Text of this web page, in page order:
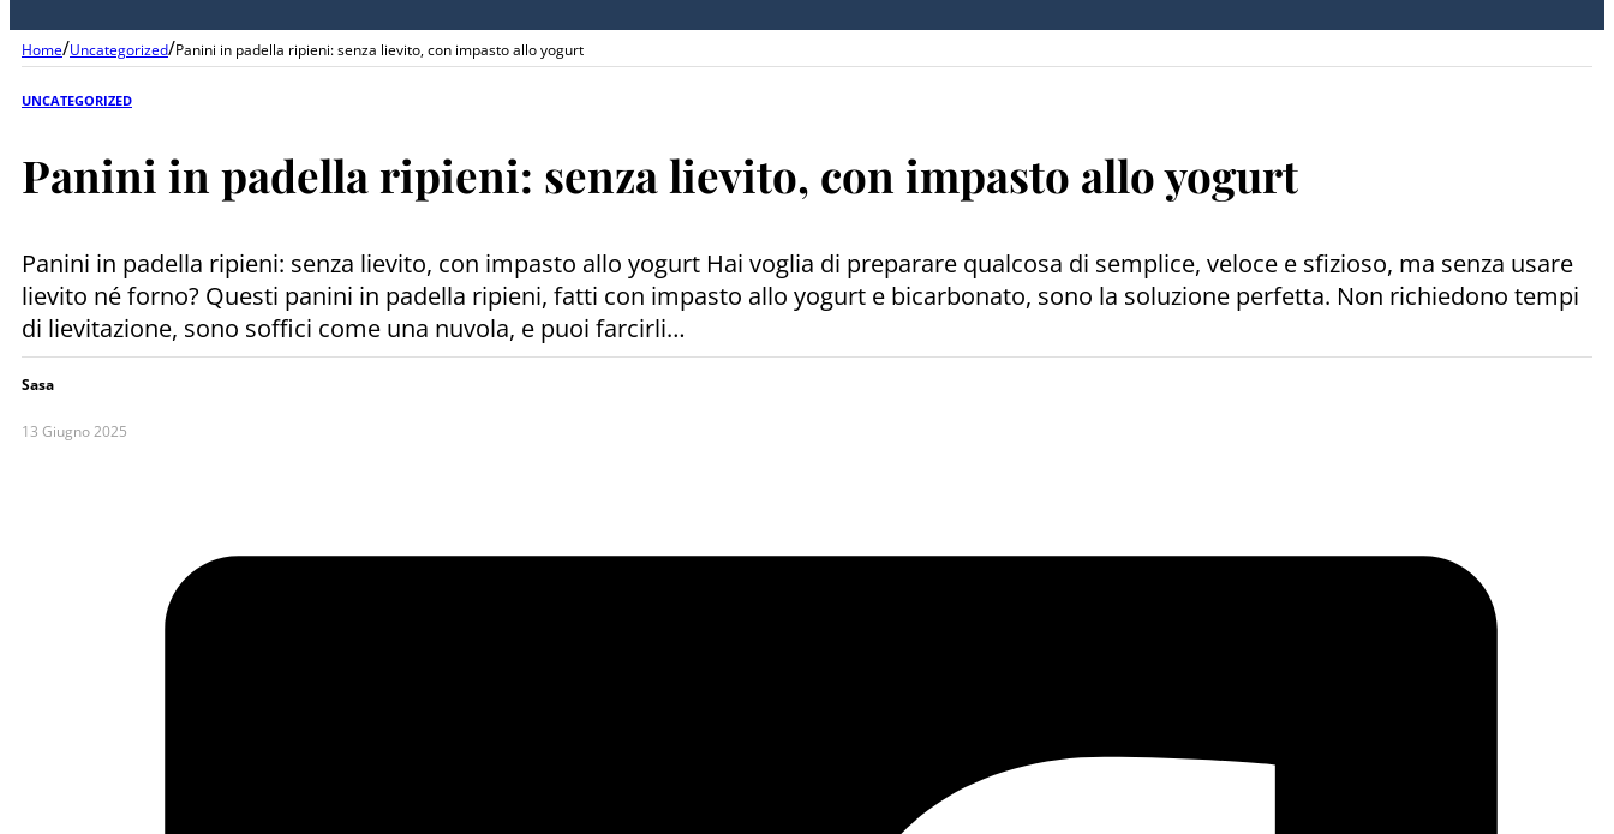
Home/Uncategorized/Panini in padella ripieni: senza lievito, con impasto allo yogurt
UNCATEGORIZED
Panini in padella ripieni: senza lievito, con impasto allo yogurt
Panini in padella ripieni: senza lievito, con impasto allo yogurt Hai voglia di preparare qualcosa di semplice, veloce e sfizioso, ma senza usare
lievito né forno? Questi panini in padella ripieni, fatti con impasto allo yogurt e bicarbonato, sono la soluzione perfetta. Non richiedono tempi
di lievitazione, sono soffici come una nuvola, e puoi farcirli…
Sasa
13 Giugno 2025